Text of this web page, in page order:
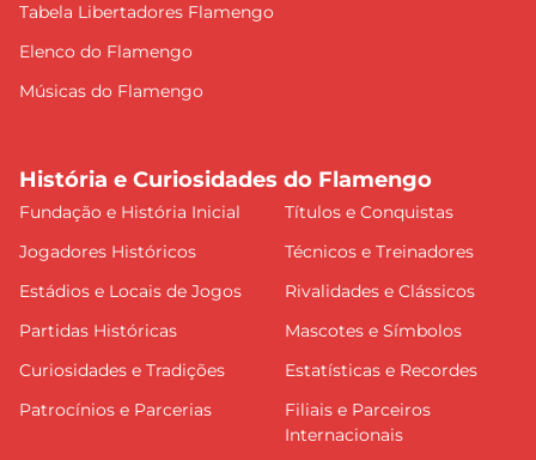
Tabela Libertadores Flamengo
Elenco do Flamengo
Músicas do Flamengo
História e Curiosidades do Flamengo
Fundação e História Inicial
Títulos e Conquistas
Jogadores Históricos
Técnicos e Treinadores
Estádios e Locais de Jogos
Rivalidades e Clássicos
Partidas Históricas
Mascotes e Símbolos
Curiosidades e Tradições
Estatísticas e Recordes
Patrocínios e Parcerias
Filiais e Parceiros
Internacionais